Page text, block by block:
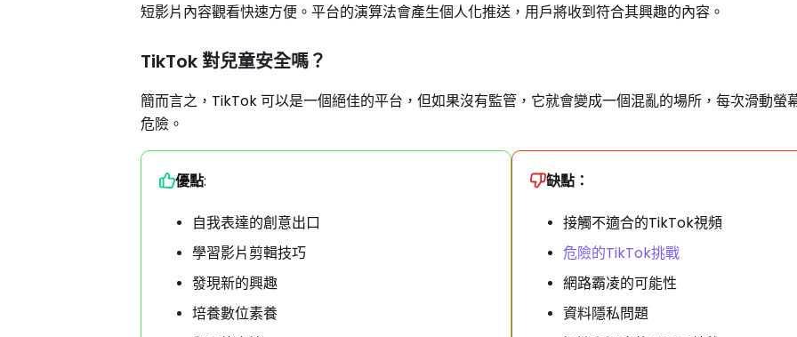
短影片內容觀看快速方便。平台的演算法會產生個人化推送，用戶將收到符合其興趣的內容。
TikTok 對兒童安全嗎？
簡而言之，TikTok 可以是一個絕佳的平台，但如果沒有監管，它就會變成一個混亂的場所，每次滑動螢
危險。
優點:
自我表達的創意出口
學習影片剪輯技巧
發現新的興趣
培養數位素養
缺點：
接觸不適合的TikTok視頻
危險的TikTok挑戰
網路霸凌的可能性
資料隱私問題